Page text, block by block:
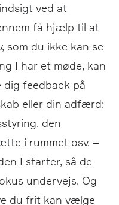
ved at
få hjælp til at
som du ikke kan se
I har et møde, kan
dig feedback på
eller din adfærd:
den
i rummet osv. –
I starter, så de
undervejs. Og
du frit kan vælge